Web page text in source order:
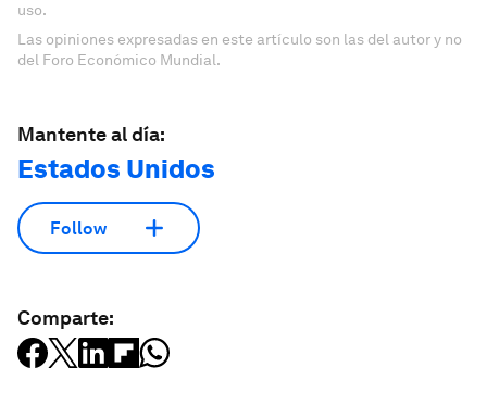
uso.
Las opiniones expresadas en este artículo son las del autor y no
del Foro Económico Mundial.
Mantente al día:
Estados Unidos
Follow
Comparte: